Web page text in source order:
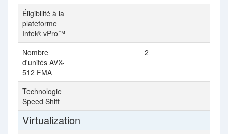
Éligibilité à la
plateforme
Intel® vPro™
Nombre
d'unités AVX-
512 FMA
2
Technologie
Speed Shift
Virtualization